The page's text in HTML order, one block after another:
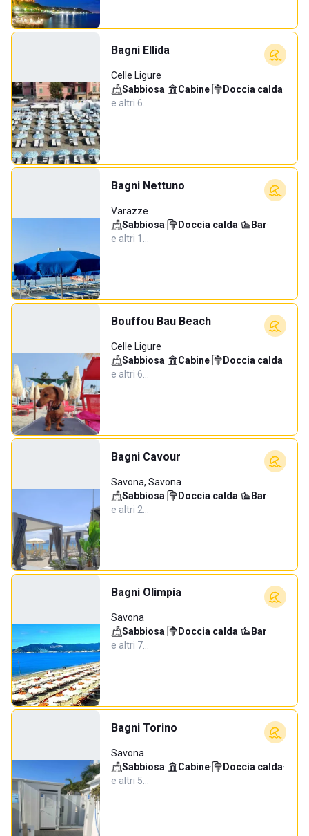
Bagni Ellida
Celle Ligure
Sabbiosa· Cabine· Doccia calda·
e altri 6…
Bagni Nettuno
Varazze
Sabbiosa· Doccia calda· Bar·
e altri 1…
Bouffou Bau Beach
Celle Ligure
Sabbiosa· Cabine· Doccia calda·
e altri 6…
Bagni Cavour
Savona, Savona
Sabbiosa· Doccia calda· Bar·
e altri 2…
Bagni Olimpia
Savona
Sabbiosa· Doccia calda· Bar·
e altri 7…
Bagni Torino
Savona
Sabbiosa· Cabine· Doccia calda·
e altri 5…